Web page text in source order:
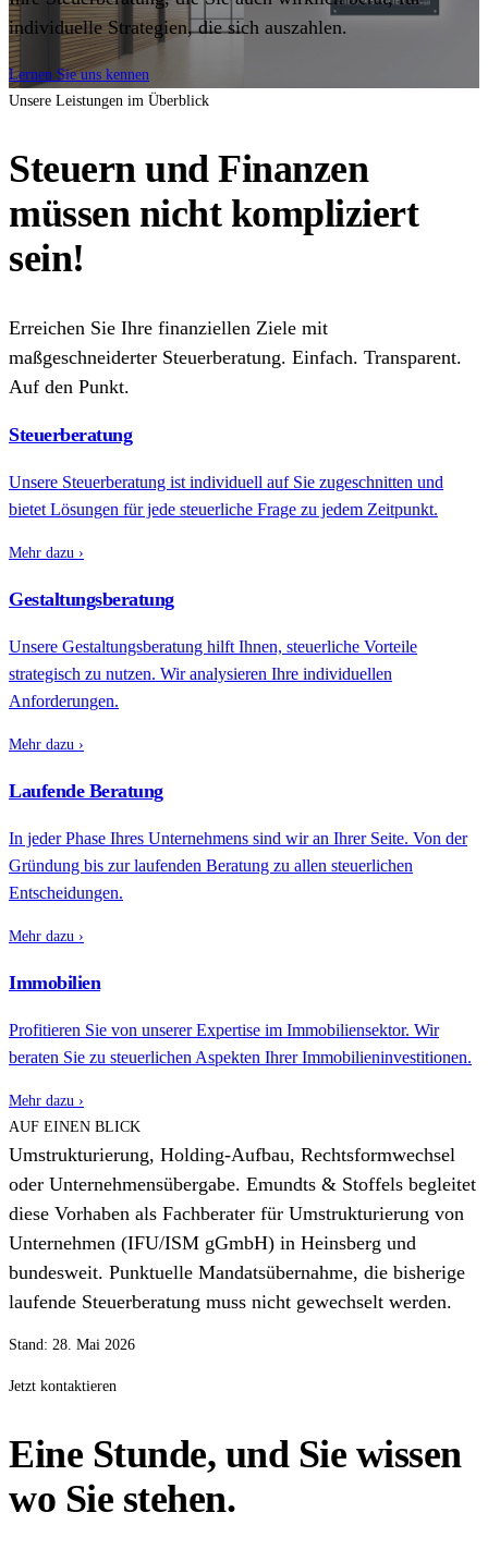
individuelle Strategien, die sich auszahlen.
Lernen Sie uns kennen
Unsere Leistungen im Überblick
Steuern und Finanzen
müssen nicht kompliziert
sein!
Erreichen Sie Ihre finanziellen Ziele mit
maßgeschneiderter Steuerberatung. Einfach. Transparent.
Auf den Punkt.
Steuerberatung
Unsere Steuerberatung ist individuell auf Sie zugeschnitten und
bietet Lösungen für jede steuerliche Frage zu jedem Zeitpunkt.
Mehr dazu ›
Gestaltungsberatung
Unsere Gestaltungsberatung hilft Ihnen, steuerliche Vorteile
strategisch zu nutzen. Wir analysieren Ihre individuellen
Anforderungen.
Mehr dazu ›
Laufende Beratung
In jeder Phase Ihres Unternehmens sind wir an Ihrer Seite. Von der
Gründung bis zur laufenden Beratung zu allen steuerlichen
Entscheidungen.
Mehr dazu ›
Immobilien
Profitieren Sie von unserer Expertise im Immobiliensektor. Wir
beraten Sie zu steuerlichen Aspekten Ihrer Immobilieninvestitionen.
Mehr dazu ›
AUF EINEN BLICK
Umstrukturierung, Holding-Aufbau, Rechtsformwechsel
oder Unternehmensübergabe. Emundts & Stoffels begleitet
diese Vorhaben als Fachberater für Umstrukturierung von
Unternehmen (IFU/ISM gGmbH) in Heinsberg und
bundesweit. Punktuelle Mandatsübernahme, die bisherige
laufende Steuerberatung muss nicht gewechselt werden.
Stand: 28. Mai 2026
Jetzt kontaktieren
Eine Stunde, und Sie wissen
wo Sie stehen.